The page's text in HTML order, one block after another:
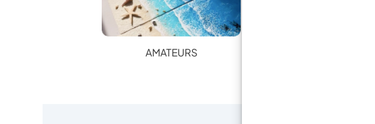
AMATEURS